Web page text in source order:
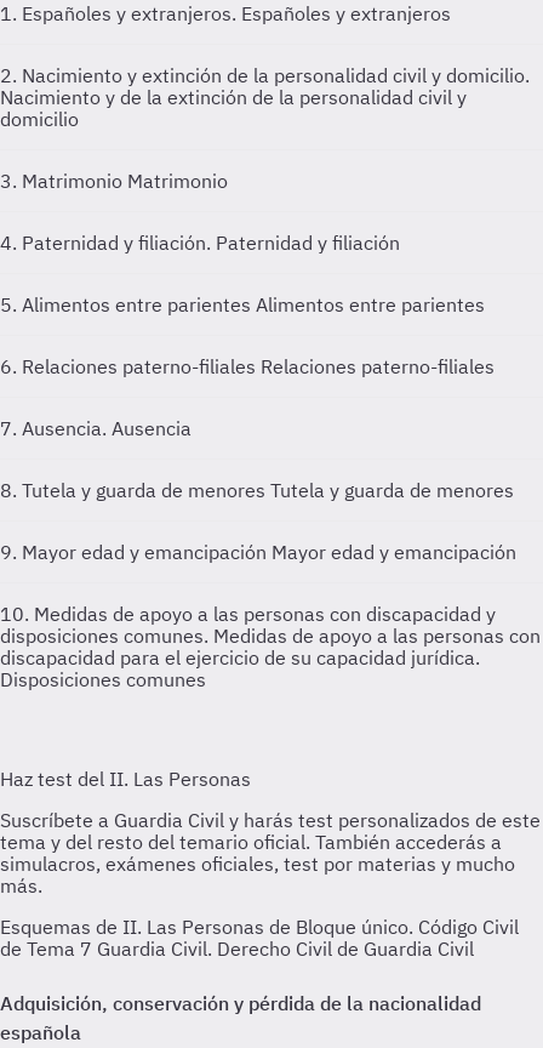
1. Españoles y extranjeros. Españoles y extranjeros
2. Nacimiento y extinción de la personalidad civil y domicilio.
Nacimiento y de la extinción de la personalidad civil y
domicilio
3. Matrimonio Matrimonio
4. Paternidad y filiación. Paternidad y filiación
5. Alimentos entre parientes Alimentos entre parientes
6. Relaciones paterno-filiales Relaciones paterno-filiales
7. Ausencia. Ausencia
8. Tutela y guarda de menores Tutela y guarda de menores
9. Mayor edad y emancipación Mayor edad y emancipación
10. Medidas de apoyo a las personas con discapacidad y
disposiciones comunes. Medidas de apoyo a las personas con
discapacidad para el ejercicio de su capacidad jurídica.
Disposiciones comunes
Esquemas de II. Las Personas de Bloque único. Código Civil
de Tema 7 Guardia Civil. Derecho Civil de Guardia Civil
Adquisición, conservación y pérdida de la nacionalidad
española